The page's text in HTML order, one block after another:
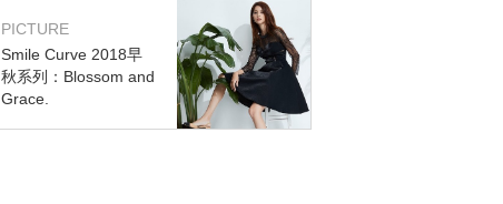
PICTURE
Smile Curve 2018早
秋系列：Blossom and
Grace.